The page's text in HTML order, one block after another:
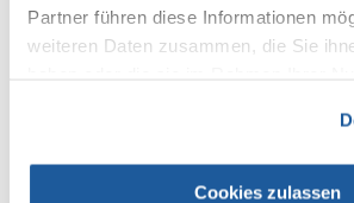
Partner führen diese Informationen
weiteren Daten zusammen, die Sie
Cookies zulassen
Fragen und Antworten